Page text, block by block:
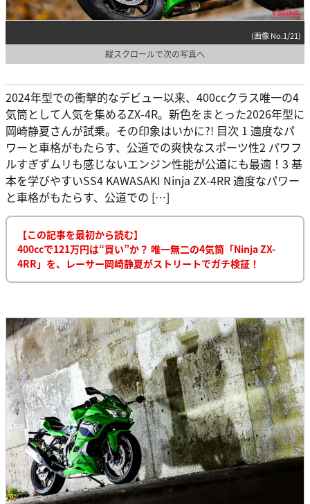
(画像 No.1/21)
縦スクロールで次の写真へ
2024年型での衝撃的なデビュー以来、400ccクラス唯一の4
気筒として人気を集めるZX-4R。新色をまとった2026年型に
岡崎静夏さんが試乗。その印象はいかに?! 目次 1 適度なパ
ワーと車格がもたらす、公道での爽快なスポーツ性2 パワフ
ルすぎずムリも感じないエンジン性能が公道にも最適！3 基
本を学びやすいSS4 KAWASAKI Ninja ZX-4RR 適度なパワー
と車格がもたらす、公道での […]
【この記事を最初から読む】
400ccで121万円は“買い”か？ 唯一無二の4気筒「Ninja ZX-
4RR」を、レーサー岡崎静夏がストリートでガチ検証！